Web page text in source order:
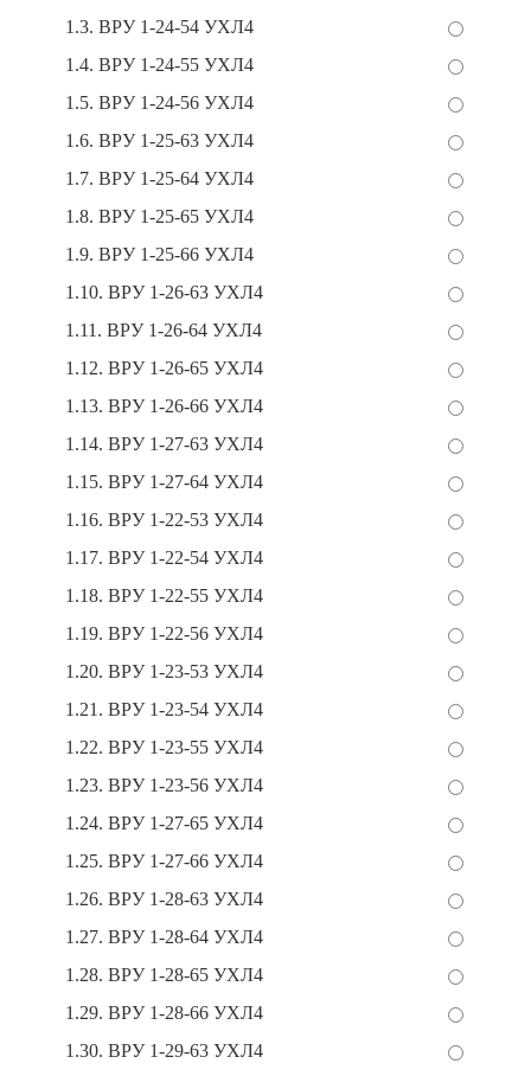
1.3. ВРУ 1-24-54 УХЛ4
1.4. ВРУ 1-24-55 УХЛ4
1.5. ВРУ 1-24-56 УХЛ4
1.6. ВРУ 1-25-63 УХЛ4
1.7. ВРУ 1-25-64 УХЛ4
1.8. ВРУ 1-25-65 УХЛ4
1.9. ВРУ 1-25-66 УХЛ4
1.10. ВРУ 1-26-63 УХЛ4
1.11. ВРУ 1-26-64 УХЛ4
1.12. ВРУ 1-26-65 УХЛ4
1.13. ВРУ 1-26-66 УХЛ4
1.14. ВРУ 1-27-63 УХЛ4
1.15. ВРУ 1-27-64 УХЛ4
1.16. ВРУ 1-22-53 УХЛ4
1.17. ВРУ 1-22-54 УХЛ4
1.18. ВРУ 1-22-55 УХЛ4
1.19. ВРУ 1-22-56 УХЛ4
1.20. ВРУ 1-23-53 УХЛ4
1.21. ВРУ 1-23-54 УХЛ4
1.22. ВРУ 1-23-55 УХЛ4
1.23. ВРУ 1-23-56 УХЛ4
1.24. ВРУ 1-27-65 УХЛ4
1.25. ВРУ 1-27-66 УХЛ4
1.26. ВРУ 1-28-63 УХЛ4
1.27. ВРУ 1-28-64 УХЛ4
1.28. ВРУ 1-28-65 УХЛ4
1.29. ВРУ 1-28-66 УХЛ4
1.30. ВРУ 1-29-63 УХЛ4